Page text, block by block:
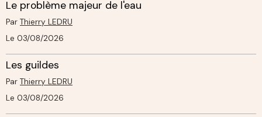
Le problème majeur de l'eau
Par Thierry LEDRU
Le 03/08/2026
Les guildes
Par Thierry LEDRU
Le 03/08/2026